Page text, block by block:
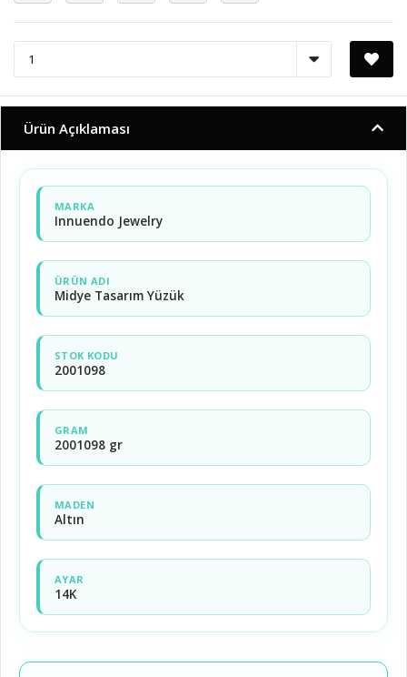
Ürün Açıklaması
MARKA
Innuendo Jewelry
ÜRÜN ADI
Midye Tasarım Yüzük
STOK KODU
2001098
GRAM
2001098 gr
MADEN
Altın
AYAR
14K